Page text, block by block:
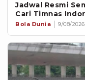
Jadwal Resmi
Cari Timnas
Bola Dunia 9/08/2026